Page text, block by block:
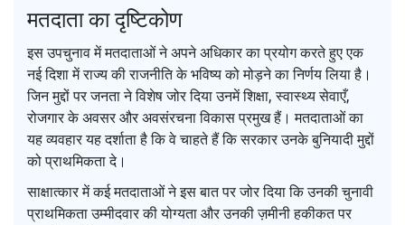
मतदाता का दृष्टिकोण
इस उपचुनाव में मतदाताओं ने अपने अधिकार का प्रयोग करते हुए एक
नई दिशा में राज्य की राजनीति के भविष्य को मोड़ने का निर्णय लिया है।
जिन मुद्दों पर जनता ने विशेष जोर दिया उनमें शिक्षा, स्वास्थ्य सेवाएँ,
रोजगार के अवसर और अवसंरचना विकास प्रमुख हैं। मतदाताओं का
यह व्यवहार यह दर्शाता है कि वे चाहते हैं कि सरकार उनके बुनियादी मुद्दों
को प्राथमिकता दे।
साक्षात्कार में कई मतदाताओं ने इस बात पर जोर दिया कि उनकी चुनावी
प्राथमिकता उम्मीदवार की योग्यता और उनकी ज़मीनी हकीकत पर